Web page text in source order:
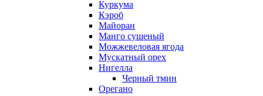
Куркума
Кэроб
Майоран
Манго сушеный
Можжевеловая ягода
Мускатный орех
Нигелла
Черный тмин
Орегано